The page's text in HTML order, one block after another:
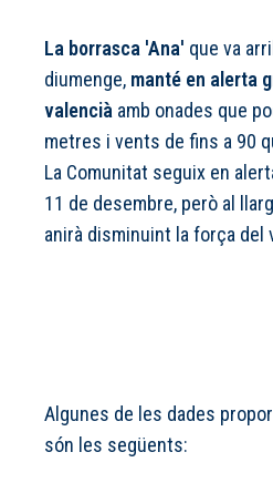
La borrasca 'Ana' que va
diumenge, manté en alerta
valencià amb onades que
metres i vents de fins a 90
La Comunitat seguix en
11 de desembre, però al
anirà disminuint la força del
Algunes de les dades
són les següents: